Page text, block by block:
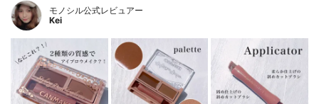
モノシル公式レビュアー
Kei